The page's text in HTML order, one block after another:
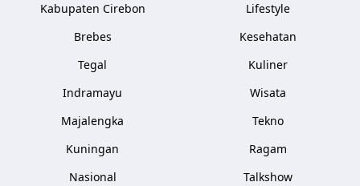
Kabupaten Cirebon
Brebes
Tegal
Indramayu
Majalengka
Kuningan
Nasional
Lifestyle
Kesehatan
Kuliner
Wisata
Tekno
Ragam
Talkshow